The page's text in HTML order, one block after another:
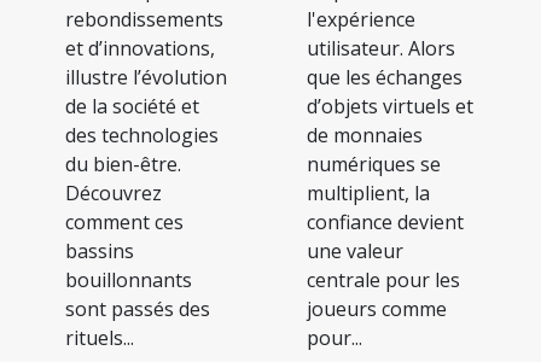
rebondissements
et d’innovations,
illustre l’évolution
de la société et
des technologies
du bien-être.
Découvrez
comment ces
bassins
bouillonnants
sont passés des
rituels...
l'expérience
utilisateur. Alors
que les échanges
d’objets virtuels et
de monnaies
numériques se
multiplient, la
confiance devient
une valeur
centrale pour les
joueurs comme
pour...